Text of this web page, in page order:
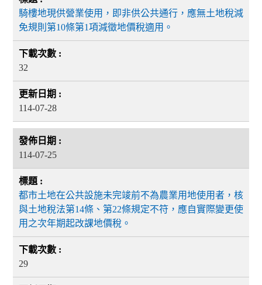
騎樓地現供營業使用，即非供公共通行，應無土地稅減
免規則第10條第1項減徵地價稅適用。
32
114-07-28
114-07-25
都市土地在公共設施未完竣前不為農業用地使用者，核
與土地稅法第14條、第22條規定不符，應自實際變更使
用之次年期起改課地價稅。
29